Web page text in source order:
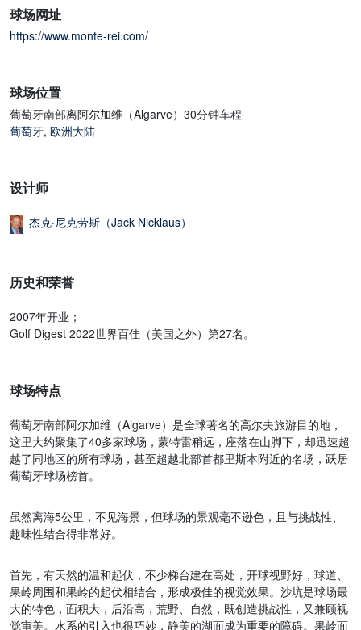
球场网址
https://www.monte-rei.com/
球场位置
葡萄牙南部离阿尔加维（Algarve）30分钟车程
葡萄牙, 欧洲大陆
设计师
杰克·尼克劳斯（Jack Nicklaus）
历史和荣誉
2007年开业；
Golf Digest 2022世界百佳（美国之外）第27名。
球场特点
葡萄牙南部阿尔加维（Algarve）是全球著名的高尔夫旅游目的地，
这里大约聚集了40多家球场，蒙特雷稍远，座落在山脚下，却迅速超
越了同地区的所有球场，甚至超越北部首都里斯本附近的名场，跃居
葡萄牙球场榜首。
虽然离海5公里，不见海景，但球场的景观毫不逊色，且与挑战性、
趣味性结合得非常好。
首先，有天然的温和起伏，不少梯台建在高处，开球视野好，球道、
果岭周围和果岭的起伏相结合，形成极佳的视觉效果。沙坑是球场最
大的特色，面积大，后沿高，荒野、自然，既创造挑战性，又兼顾视
觉审美。水系的引入也很巧妙，静美的湖面成为重要的障碍。果岭面